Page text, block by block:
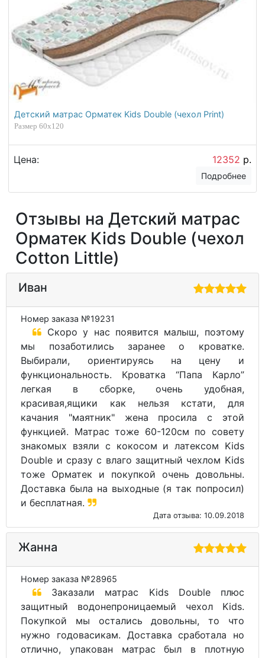
Детский матрас Орматек Kids Double (чехол Print)
Размер 60х120
Цена: 12352 р.
Подробнее
Отзывы на Детский матрас
Орматек Kids Double (чехол
Cotton Little)
Иван
Номер заказа №19231
Скоро у нас появится малыш, поэтому
мы позаботились заранее о кроватке.
Выбирали, ориентируясь на цену и
функциональность. Кроватка “Папа Карло”
легкая в сборке, очень удобная,
красивая,ящики как нельзя кстати, для
качания "маятник" жена просила с этой
функцией. Матрас тоже 60-120см по совету
знакомых взяли с кокосом и латексом Kids
Double и сразу с влаго защитный чехлом Kids
тоже Орматек и покупкой очень довольны.
Доставка была на выходные (я так попросил)
и бесплатная.
Дата отзыва: 10.09.2018
Жанна
Номер заказа №28965
Заказали матрас Kids Double плюс
защитный водонепроницаемый чехол Kids.
Покупкой мы остались довольны, то что
нужно годовасикам. Доставка сработала но
отлично, упакован матрас был в плотную